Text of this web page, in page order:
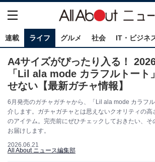
連載 ライフ グルメ 社会 IT・ビジネ
A4サイズがぴったり入る！
「Lil ala mode カラフルトート
せない【最新ガチャ情報】
6月発売のガチャガチャから、「Lil ala mode カラフ
介します。ガチャガチャとは思えないクオリティの高
のアイテム。完売前にぜひチェックしておきたい、そ
お届けします。
2026.06.21
All About ニュース編集部